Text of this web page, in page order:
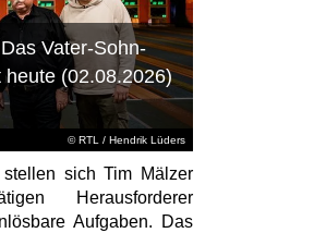
© RTL/ Hendrik Lüders
Vater-Sohn-
(02.08.2026)
stellen sich Tim Mälzer
Herausforderer
Aufgaben. Das